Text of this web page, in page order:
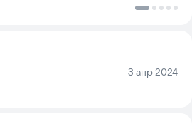
луж!
улучшайте радужные
Дата:
3 апр 2024